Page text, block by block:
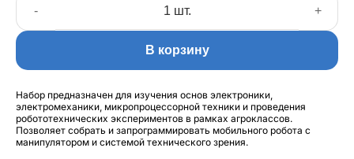
- +
В корзину
Набор предназначен для изучения основ электроники,
электромеханики, микропроцессорной техники и проведения
робототехнических экспериментов в рамках агроклассов.
Позволяет собрать и запрограммировать мобильного робота с
манипулятором и системой технического зрения.